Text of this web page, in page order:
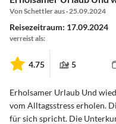
Von Schettler aus · 25.09.2024
Reisezeitraum: 17.09.2024
verreist als:
4.75 5
Erholsamer Urlaub Und
vom Alltagsstress erholen.
für sich spricht. Die